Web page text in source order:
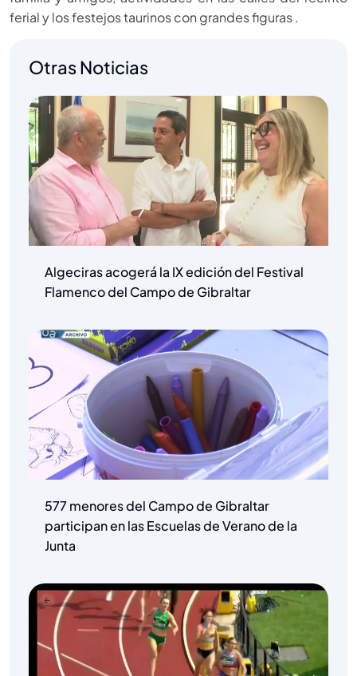
ferial y los festejos taurinos con grandes figuras .
Otras Noticias
Algeciras acogerá la IX edición del Festival
Flamenco del Campo de Gibraltar
577 menores del Campo de Gibraltar
participan en las Escuelas de Verano de la
Junta